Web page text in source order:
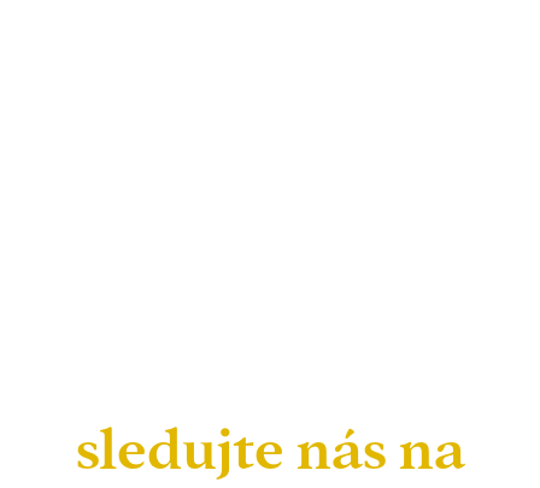
sledujte nás na